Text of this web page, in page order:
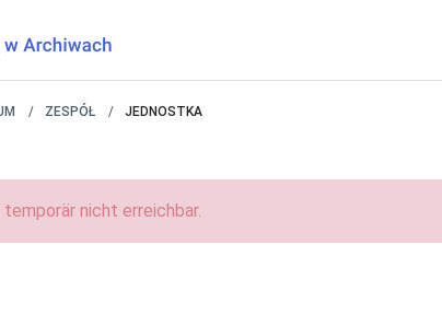
ZESPÓŁ JEDNOSTKA
nicht erreichbar.